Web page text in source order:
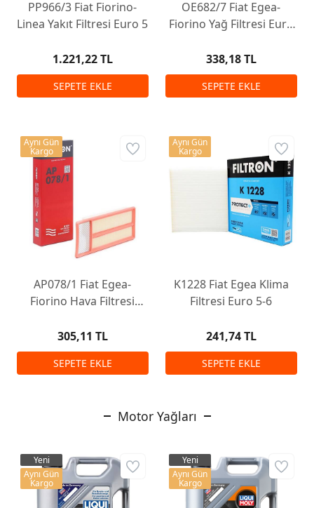
PP966/3 Fiat Fiorino-
Linea Yakıt Filtresi Euro 5
1.221,22 TL
OE682/7 Fiat Egea-
Fiorino Yağ Filtresi Euro
338,18 TL
AP078/1 Fiat Egea-
Fiorino Hava Filtresi
305,11 TL
Aynı Gün
Kargo
K1228 Fiat Egea Klima
Filtresi Euro 5-6
241,74 TL
Aynı Gün
Kargo
Motor Yağları
Yeni
Aynı Gün
Kargo
Yeni
Aynı Gün
Kargo